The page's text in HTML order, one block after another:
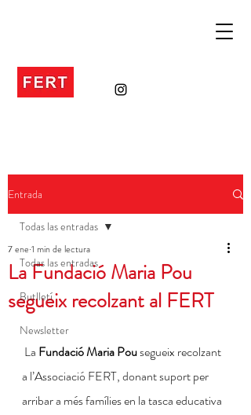
Entrada
Todas las entradas
Butlletí
Newsletter
Todas las entradas
La Fundació Maria Pou
segueix recolzant al FERT
7 ene 1 min de lectura
La Fundació Maria Pou segueix recolzant
a l’Associació FERT, donant suport per
arribar a més famílies en la tasca educativa